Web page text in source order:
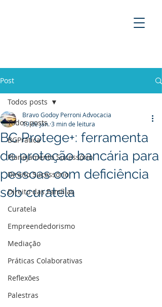
Post
Todos posts
BGPrática
Planejamento Sucessório
Direito Sucessório
Direito das Famílias
Curatela
Empreendedorismo
Mediaçāo
Práticas Colaborativas
Reflexões
Palestras
Todos posts
BC Protege+: ferramenta
de proteção bancária para
pessoas com deficiência
sob curatela
Bravo Godoy Perroni Advocacia
19 de jan.3 min de leitura